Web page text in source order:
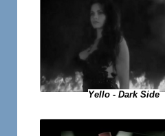
Yello - Dark Side